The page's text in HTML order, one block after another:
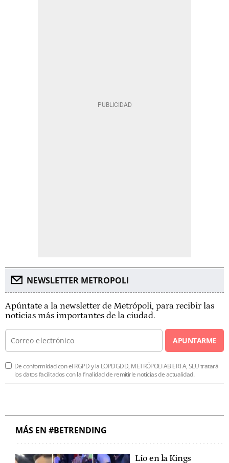
NEWSLETTER METROPOLI
Apúntate a la newsletter de Metrópoli, para recibir las
noticias más importantes de la ciudad.
APUNTARME
De conformidad con el RGPD y la LOPDGDD, METRÓPOLI ABIERTA, SLU tratará
los datos facilitados con la finalidad de remitirle noticias de actualidad.
MÁS EN #BETRENDING
Lío en la Kings